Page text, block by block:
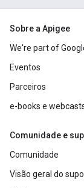
Sobre a Apigee
We're part of
Eventos
Parceiros
e-books e
Comunidade e
Comunidade
Visão geral do